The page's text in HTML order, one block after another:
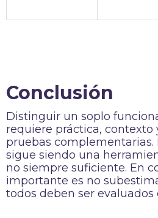
Conclusión
Distinguir un soplo
requiere práctica, contexto
pruebas complementarias.
sigue siendo una
no siempre suficiente. En
importante es no
todos deben ser evaluados